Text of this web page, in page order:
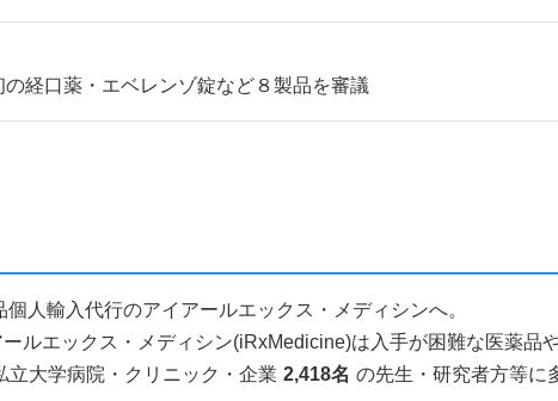
口薬・エベレンゾ錠など８製品を審議
人輸入代行のアイアールエックス・メディシンへ。
ルエックス・メディシン(iRxMedicine)は入手が困難な医薬品
立大学病院・クリニック・企業 2,418名 の先生・研究者方等に